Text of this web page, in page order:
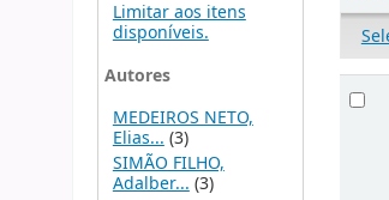
Limitar aos itens
disponíveis.
Autores
MEDEIROS NETO,
Elias... (3)
SIMÃO FILHO,
Adalber...(3)